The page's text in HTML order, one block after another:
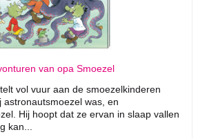
van opa Smoezel
vol vuur aan de smoezelkinderen
astronautsmoezel was, en
Hij hoopt dat ze ervan in slaap vallen
kan...